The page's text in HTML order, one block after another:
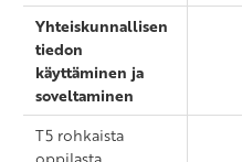
Yhteiskunnallisen
tiedon
käyttäminen ja
soveltaminen
T5 rohkaista